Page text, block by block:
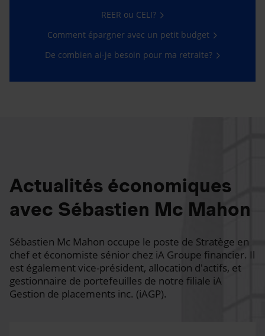
REER ou CELI?
Comment épargner avec un petit budget
De combien ai-je besoin pour ma retraite?
Actualités économiques
avec Sébastien Mc Mahon
Sébastien Mc Mahon occupe le poste de Stratège en
chef et économiste sénior chez iA Groupe financier. Il
est également vice-président, allocation d'actifs, et
gestionnaire de portefeuilles de notre filiale iA
Gestion de placements inc. (iAGP).